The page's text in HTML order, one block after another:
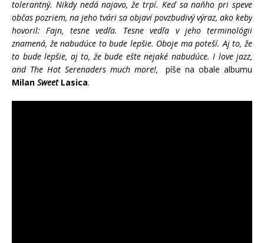
tolerantný. Nikdy nedá najavo, že trpí. Keď sa naňho pri speve
občas pozriem, na jeho tvári sa objaví povzbudivý výraz, ako keby
hovoril: Fajn, tesne vedľa. Tesne vedľa v jeho terminológii
znamená, že nabudúce to bude lepšie. Oboje ma poteší. Aj to, že
to bude lepšie, aj to, že bude ešte nejaké nabudúce. I love jazz,
and The Hot Serenaders much more!,
píše na obale albumu
Milan SweetLasica.